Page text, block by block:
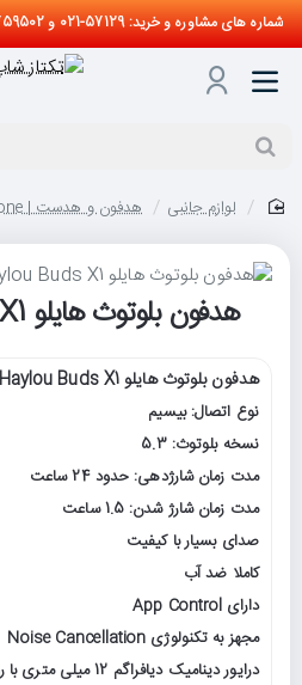
شماره های مشاوره و خرید: 57129-021 و 09121759502
لوازم جانبی هدفون و هدست | Headphone
هدفون بلوتوث هایلو Haylou Buds X1
هدفون بلوتوث هایلو Haylou Buds X1
نوع اتصال: بیسیم
نسخه بلوتوث: 5.3
مدت زمان شارژدهی: حدود 24 ساعت
مدت زمان شارژ شدن: 1.5 ساعت
صدای بسیار با کیفیت
کاملا ضد آب
دارای App Control
مجهز به تکنولوژی Noise Cancellation
درایور دینامیک دیافراگم 12 میلی متری با روکش تیتانیوم